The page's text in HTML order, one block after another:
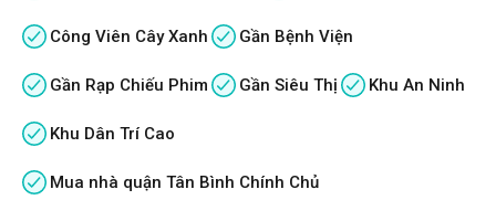
Công Viên Cây Xanh Gần Bệnh Viện
Gần Rạp Chiếu Phim Gần Siêu Thị Khu An Ninh
Khu Dân Trí Cao
Mua nhà quận Tân Bình Chính Chủ